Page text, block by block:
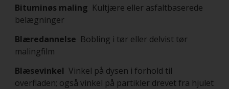
Bituminøs maling Kultjære eller asfaltbaserede
belægninger
Blæredannelse Bobling i tør eller delvist tør
malingfilm
Blæsevinkel Vinkel på dysen i forhold til
overfladen; også vinkel på partikler drevet fra hjulet